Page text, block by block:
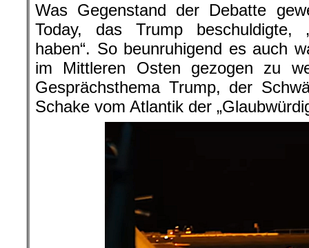
Was Gegenstand der Debatte
Today, das Trump beschuldigte,
haben“. So beunruhigend es auch
im Mittleren Osten gezogen zu
Gesprächsthema Trump, der
Schake vom Atlantik der